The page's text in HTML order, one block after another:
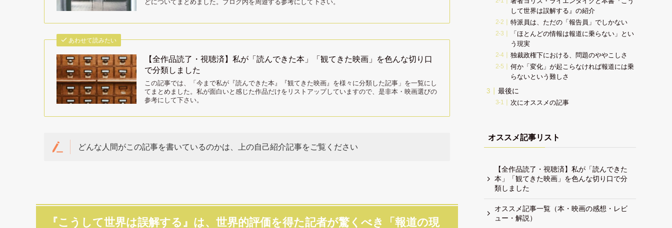
どについてまとめました。ブログ内を周遊する参考にして下さい。
あわせて読みたい
【全作品読了・視聴済】私が「読んできた本」「観てきた映画」を色んな切り口
で分類しました
この記事では、「今まで私が『読んできた本』『観てきた映画』を様々に分類した記事」を一覧にし
てまとめました。私が面白いと感じた作品だけをリストアップしていますので、是非本・映画選びの
参考にして下さい。
どんな人間がこの記事を書いているのかは、上の自己紹介記事をご覧ください
『こうして世界は誤解する』は、世界的評価を得た記者が驚くべき「報道の現
して世界は誤解する』の紹介
特派員は、ただの「報告員」でしかない
「ほとんどの情報は報道に乗らない」とい
う現実
独裁政権下における、問題のややこしさ
何か「変化」が起こらなければ報道には乗
らないという難しさ
最後に
次にオススメの記事
オススメ記事リスト
【全作品読了・視聴済】私が「読んできた
本」「観てきた映画」を色んな切り口で分
類しました
オススメ記事一覧（本・映画の感想・レビ
ュー・解説）